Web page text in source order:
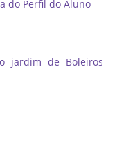
do Perfil do Aluno
jardim de Boleiros